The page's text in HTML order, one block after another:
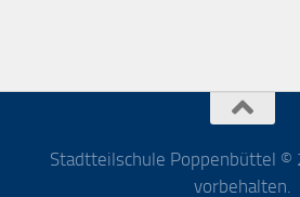
Stadtteilschule Poppenbüttel ©
vorbehalten.